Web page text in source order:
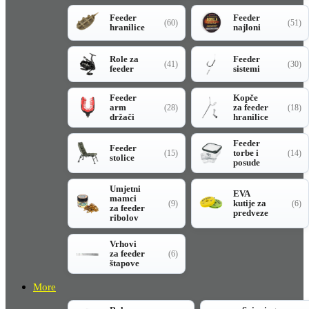
Feeder
hranilice
(60)
Feeder
najloni
(51)
Role za
feeder
(41)
Feeder
sistemi
(30)
Feeder
arm
držači
(28)
Kopče
za feeder
hranilice
(18)
Feeder
stolice
(15)
Feeder
torbe i
posude
(14)
Umjetni
mamci
za feeder
ribolov
(9)
EVA
kutije za
predveze
(6)
Vrhovi
za feeder
štapove
(6)
More